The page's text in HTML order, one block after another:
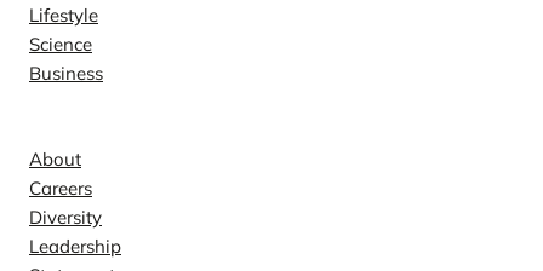
Lifestyle
Science
Business
About
Careers
Diversity
Leadership